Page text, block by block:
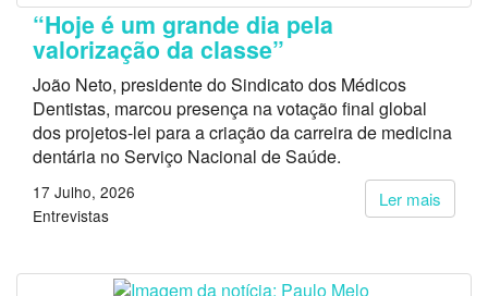
“Hoje é um grande dia pela
valorização da classe”
João Neto, presidente do Sindicato dos Médicos
Dentistas, marcou presença na votação final global
dos projetos-lei para a criação da carreira de medicina
dentária no Serviço Nacional de Saúde.
Ler mais
17 Julho, 2026
Entrevistas